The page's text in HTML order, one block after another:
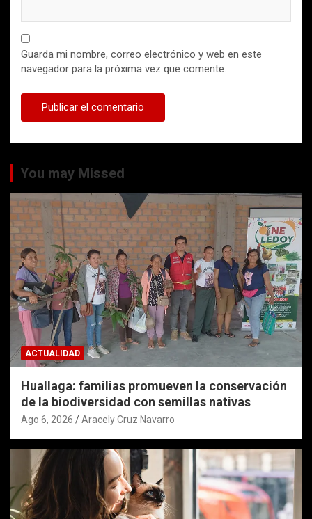
Guarda mi nombre, correo electrónico y web en este
navegador para la próxima vez que comente.
You may Missed
ACTUALIDAD
Huallaga: familias promueven la conservación
de la biodiversidad con semillas nativas
Ago 6, 2026 Aracely Cruz Navarro